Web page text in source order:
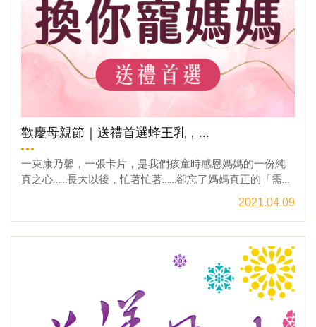
優惠、蜜蜂生態解說與DIY體驗等著您唷!※本活動為「門市
限定」優惠「國際護師節 甜蜜感謝您」優惠活動時間 :2021
年05月01日~2021年05月12日 門市營業時間：08:00~17:00
門市地址：南投縣埔里鎮枇杷里枇杷路52之1號「國際護師
節 甜蜜感謝您」優惠活動內容 :於埔里門市消費， 憑醫護執
業執照享 全館不限商品『第2件5折』※限購4件商品，以價
規定 : 1.本活動需於門市出示「醫護執業執照」即可參加。
2.參與活動每人每筆限購4件商品，並以價格較低之商品進
行折扣計算。3. 本活動無法與「VIP會員折扣」或其他的優
惠方案合併使用。4.門市優惠活動皆不包含宅配相關費用，
如需代為宅配，相關收費標準與服務請洽現場門市人員。5.
動內容之變動將於本活動網頁中更新，恕不另行通知。❁門
市官網專屬好康，絕對不能錯過❁☤ 國際護師節 甜蜜感謝
您☤→全館不限商品 第2件5折✽大宗採購 送禮新寵兒✽→健
康體面伴手禮✿ 清甜荔枝蜜 春天與母親節送禮首選✿→春
季美好新體驗~~♛ VIP會員 終身9折優惠♛→老朋友別忘了
回來~！☀產銷履歷蜂蜜，都在這裡！☀→台灣第一家讓你心
安的蜂蜜！【門市地址】→南投縣埔里鎮枇杷里枇杷路52
之1號【電話洽詢】→ 049-298-0851
歡慶母親節｜送禮首選蜂王乳，...
一束康乃馨，一張卡片，是我們孩童時感恩媽媽的一份純
真之心……長大以後，忙著忙著……卻忘了媽媽真正的「需
要」！宏基堅持回歸蜜蜂生態與自然農法，手工現採48~72
然滋潤，讓媽媽重新找回少女時期的晶瑩剔透；多種天然
營養成分，讓媽媽的身體得到更自然更安全的保護。今
年，獻上宏基蜂王乳＋一個深深的擁抱，就是給媽媽最純
粹的心意～2021/4/15起至5/9，只要購買蜂王乳搭配全館
不限商品滿2500元，就送 蜜笈 鳳梨蜜一瓶(市價680元)！母
2021.04.09
觀看更多